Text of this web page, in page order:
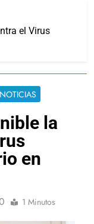
el Virus
la
en
1 Minutos